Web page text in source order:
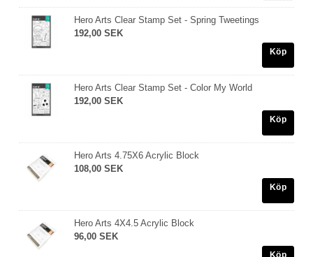
Hero Arts Clear Stamp Set - Spring Tweetings
192,00 SEK
Köp
Hero Arts Clear Stamp Set - Color My World
192,00 SEK
Köp
Hero Arts 4.75X6 Acrylic Block
108,00 SEK
Köp
Hero Arts 4X4.5 Acrylic Block
96,00 SEK